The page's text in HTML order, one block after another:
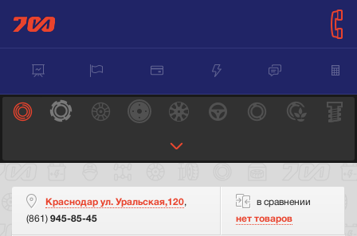
Краснодар ул. Уральская,120,
(861) 945-85-45
в сравнении
нет товаров